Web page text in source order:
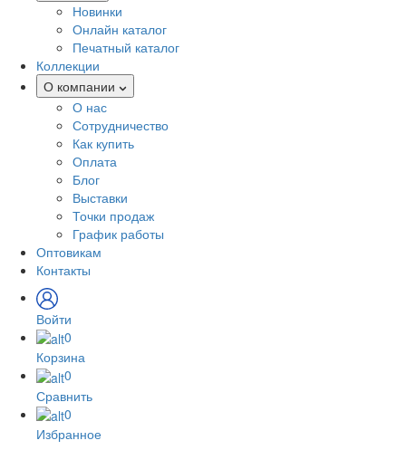
Новинки
Онлайн каталог
Печатный каталог
Коллекции
О компании
О нас
Сотрудничество
Как купить
Оплата
Блог
Выставки
Точки продаж
График работы
Оптовикам
Контакты
Войти
0
Корзина
0
Сравнить
0
Избранное